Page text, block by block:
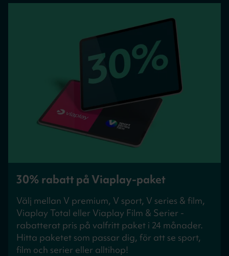
30% rabatt på Viaplay-paket
Välj mellan V premium, V sport, V series & film,
Viaplay Total eller Viaplay Film & Serier -
rabatterat pris på valfritt paket i 24 månader.
Hitta paketet som passar dig, för att se sport,
film och serier eller alltihop!